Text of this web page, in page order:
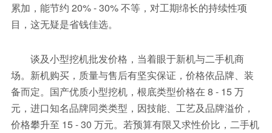
累加，能节约 20% - 30% 不等，对工期绵长的持续性项
目，这无疑是省钱佳选。
谈及小型挖机批发价格，当着眼于新机与二手机商
场。新机购买，质量与售后有坚实保证，价格依品牌、装
备而定。国产优质小型挖机，根底类型价格在 8 - 15 万
元，进口知名品牌同类类型，因技能、工艺及品牌溢价，
价格攀升至 15 - 30 万元。若预算有限又求性价比，二手机